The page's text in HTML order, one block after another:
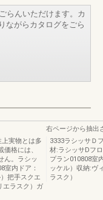
らんいただけます。カ
ながらカタログをごら
実物とは多
格には、
ん。ラシッ
室内ドア：
把手スクエ
エラスク）ガ
右ページから抽出
3333ラシッサＤ
材:ラシッサDフ
プラン010808室
ッケル）収納:ヴ
ラスク）